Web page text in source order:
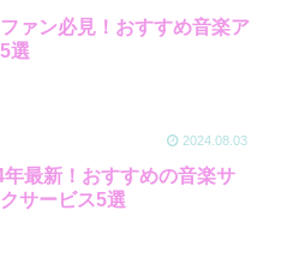
ァン必見！おすすめ音楽ア
選
2024.08.03
年最新！おすすめの音楽サ
サービス5選